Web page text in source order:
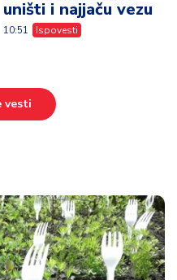
uništi i najjaču vezu
10:51 Ispovesti
vesti